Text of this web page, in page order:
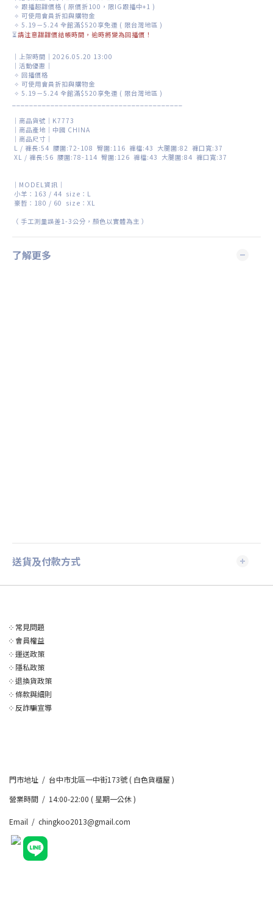
✧ 跟播超甜價格 ( 原價折100，限IG跟播中+1 )
✧ 可使用會員折扣與購物金
✧ 5.19－5.24 全館滿$520享免運 ( 限台灣地區 )
⏳請注意甜甜價結帳時間，逾時將變為回播價！
｜上架時間｜2026.05.20 13:00
｜活動優惠｜
✧ 回播價格
✧ 可使用會員折扣與購物金
✧ 5.19－5.24 全館滿$520享免運 ( 限台灣地區 )
｜商品貨號｜K7773
｜商品產地｜中國 CHINA
｜商品尺寸｜
L / 褲長:54 腰圍:72-108 臀圍:116 褲檔:43 大腿圍:82 褲口寬:37
XL / 褲長:56 腰圍:78-114 臀圍:126 褲檔:43 大腿圍:84 褲口寬:37
｜MODEL資訊｜
小羊： 163 / 44 size ：L
豪哲：180 / 60 size ：XL
（ 手工測量誤差1-3公分，顏色以實體為主 ）
了解更多
送貨及付款方式
༶ 常見問題
༶會員權益
༶運送政策
༶ 隱私政策
༶退換貨政策
༶條款與細則
༶ 反詐騙宣導
門市地址 / 台中市北區一中街173號 ( 白色貨櫃屋 )
營業時間 / 14:00-22:00 ( 星期一公休 )
Email / chingkoo2013@gmail.com